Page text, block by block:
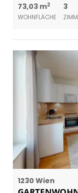
73,03 m2
WOHNFLÄCHE
3
1230 Wien